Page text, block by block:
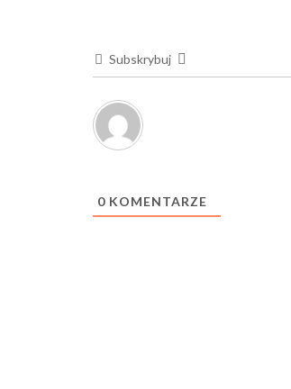
Subskrybuj
0KOMENTARZE